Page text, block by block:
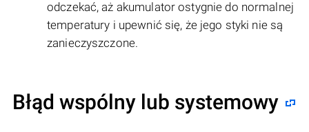
odczekać, aż akumulator ostygnie do normalnej
temperatury i upewnić się, że jego styki nie są
zanieczyszczone.
Błąd wspólny lub systemowy